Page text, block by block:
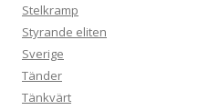
Stelkramp
Styrande eliten
Sverige
Tänder
Tänkvärt